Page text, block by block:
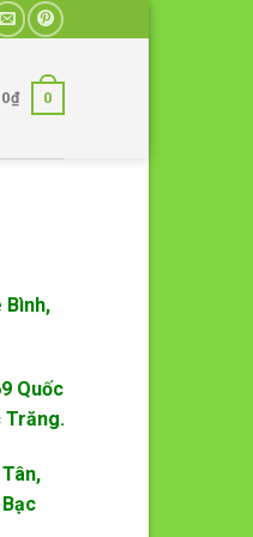
₫ 0
Bình,
Quốc
Trăng.